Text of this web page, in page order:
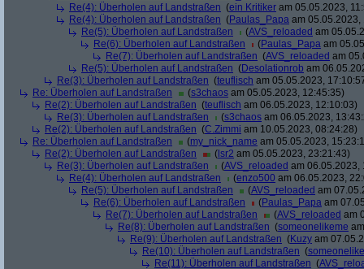
Re(4): Überholen auf Landstraßen (ein Kritiker am 05.05.2023,
Re(4): Überholen auf Landstraßen (Paulas_Papa am 05.05.2023,
Re(5): Überholen auf Landstraßen
(AVS_reloaded am
Re(6): Überholen auf Landstraßen
(Paulas_Papa am
Re(7): Überholen auf Landstraßen (AVS_reloaded am
Re(5): Überholen auf Landstraßen (Desolationrob am
Re(3): Überholen auf Landstraßen (teuflisch am 05.05.2023,
Re: Überholen auf Landstraßen
(s3chaos am 05.05.2023, 12:45:35)
Re(2): Überholen auf Landstraßen (teuflisch am 06.05.2023, 12:10:03)
Re(3): Überholen auf Landstraßen
(s3chaos am 06.05.2023,
Re(2): Überholen auf Landstraßen (C.Zimmi am 10.05.2023, 08:24:28)
Re: Überholen auf Landstraßen
(my_nick_name am 05.05.2023,
Re(2): Überholen auf Landstraßen
( lsr2 am 05.05.2023, 23:21:43)
Re(3): Überholen auf Landstraßen
(AVS_reloaded am 06.05.2023,
Re(4): Überholen auf Landstraßen
(enzo500 am 06.05.2023,
Re(5): Überholen auf Landstraßen
(AVS_reloaded am
Re(6): Überholen auf Landstraßen
(Paulas_Papa am
Re(7): Überholen auf Landstraßen
(AVS_reloaded am
Re(8): Überholen auf Landstraßen (someonelikeme
Re(9): Überholen auf Landstraßen (Kuzy am
Re(10): Überholen auf Landstraßen (
Re(11): Überholen auf Landstraßen (